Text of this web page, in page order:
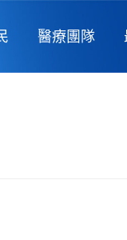
醫療團隊